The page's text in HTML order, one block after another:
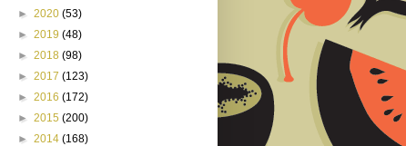
► 2020 (53)
► 2019 (48)
► 2018 (98)
► 2017 (123)
► 2016 (172)
► 2015 (200)
► 2014 (168)